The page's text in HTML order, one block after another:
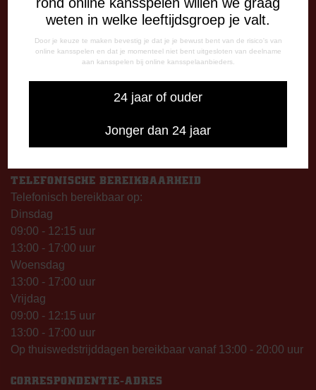
weten in welke leeftijdsgroep je valt.
Door je keuze te maken bevestig je dat je je bewust bent van de risico's van
online kansspelen en dat je momenteel niet bent uitgesloten van deelname
aan kansspelen bij online kansspelaanbieders.
24 jaar of ouder
Jonger dan 24 jaar
OPENINGSTIJDEN
De Oude Meerdijk
Maandag: 09.00 – 17.00 uur
Dinsdag t/m vrijdag:
Op thuiswedstrijddagen geopend vanaf 13.00 uur (i.p.v.
09.00 uur).
TELEFONISCHE BEREIKBAARHEID
Telefonisch bereikbaar op:
Dinsdag
09:00 - 12:15 uur
13:00 - 17:00 uur
Woensdag
13:00 - 17:00 uur
Vrijdag
09:00 - 12:15 uur
13:00 - 17:00 uur
Op thuiswedstrijddagen bereikbaar vanaf 13:00 - 20:00 uur
CORRESPONDENTIE-ADRES